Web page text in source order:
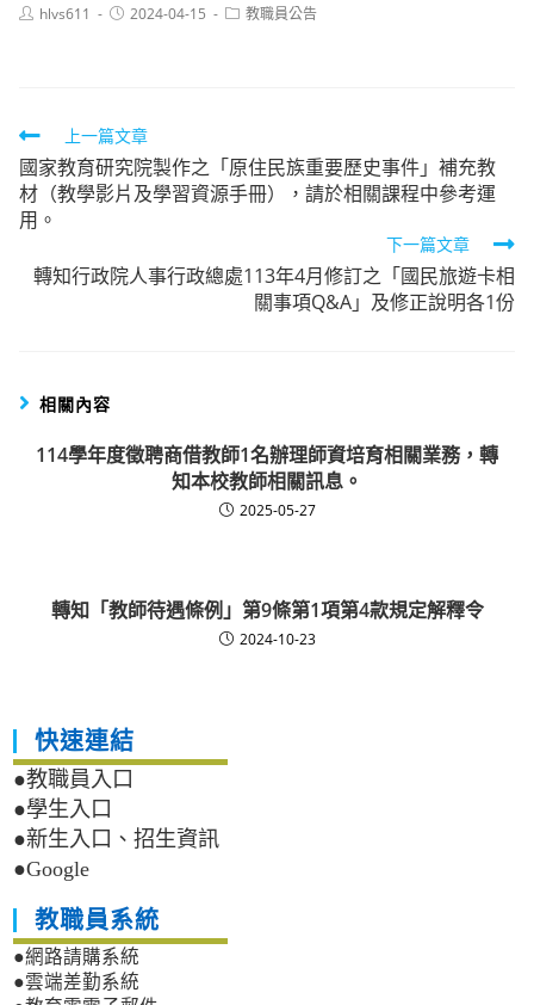
Posthlvs611
Post2024-04-15
Post教職員公告
Read
more
articles
上一篇文章
國家教育研究院製作之「原住民族重要歷史事件」補充教
材（教學影片及學習資源手冊），請於相關課程中參考運
用。
下一篇文章
轉知行政院人事行政總處113年4月修訂之「國民旅遊卡相
關事項Q&A」及修正說明各1份
相關內容
114學年度徵聘商借教師1名辦理師資培育相關業務，轉
知本校教師相關訊息。
2025-05-27
轉知「教師待遇條例」第9條第1項第4款規定解釋令
2024-10-23
快速連結
●教職員入口
●學生入口
●新生入口、招生資訊
●Google
教職員系統
●網路請購系統
●雲端差勤系統